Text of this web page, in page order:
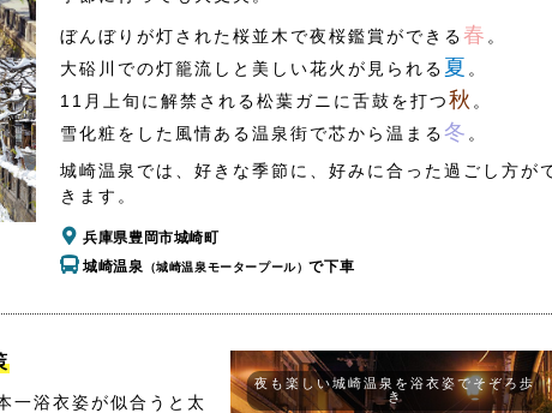
ぼんぼりが灯された桜並木で夜桜鑑賞ができる春 。
大硲川での灯籠流しと美しい花火が見られる 夏 。
11月上旬に解禁される松葉ガニに舌鼓を打つ秋 。
雪化粧をした風情ある温泉街で芯から温まる冬 。
城崎温泉では、好きな季節に、好みに合った過ごし方が
きます。
兵庫県豊岡市城崎町
城崎温泉 （城崎温泉モータープール）で下車
一浴衣姿が似合うと太
夜も楽しい城崎温泉を浴衣姿でそぞろ歩
き